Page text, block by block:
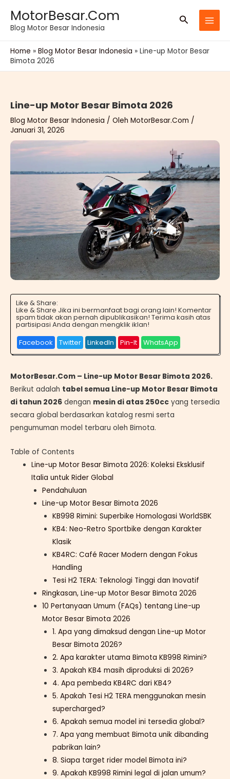
konten
MotorBesar.Com
Blog Motor Besar Indonesia
Cari
Home » Blog Motor Besar Indonesia » Line-up Motor Besar
Bimota 2026
Line-up Motor Besar Bimota 2026
Blog Motor Besar Indonesia / Oleh MotorBesar.Com /
Januari 31, 2026
Like & Share:
Like & Share Jika ini bermanfaat bagi orang lain! Komentar
spam tidak akan pernah dipublikasikan! Terima kasih atas
partisipasi Anda dengan mengklik iklan!
Facebook
Twitter LinkedIn Pin-It WhatsApp
MotorBesar.Com – Line-up Motor Besar Bimota 2026.
Berikut adalah tabel semua Line-up Motor Besar Bimota
di tahun 2026 dengan mesin di atas 250cc yang tersedia
secara global berdasarkan katalog resmi serta
pengumuman model terbaru oleh Bimota.
Table of Contents
Line-up Motor Besar Bimota 2026: Koleksi Eksklusif
Italia untuk Rider Global
Pendahuluan
Line-up Motor Besar Bimota 2026
KB998 Rimini: Superbike Homologasi WorldSBK
KB4: Neo-Retro Sportbike dengan Karakter
Klasik
KB4RC: Café Racer Modern dengan Fokus
Handling
Tesi H2 TERA: Teknologi Tinggi dan Inovatif
Ringkasan, Line-up Motor Besar Bimota 2026
10 Pertanyaan Umum (FAQs) tentang Line-up
Motor Besar Bimota 2026
1. Apa yang dimaksud dengan Line-up Motor
Besar Bimota 2026?
2. Apa karakter utama Bimota KB998 Rimini?
3. Apakah KB4 masih diproduksi di 2026?
4. Apa pembeda KB4RC dari KB4?
5. Apakah Tesi H2 TERA menggunakan mesin
supercharged?
6. Apakah semua model ini tersedia global?
7. Apa yang membuat Bimota unik dibanding
pabrikan lain?
8. Siapa target rider model Bimota ini?
9. Apakah KB998 Rimini legal di jalan umum?